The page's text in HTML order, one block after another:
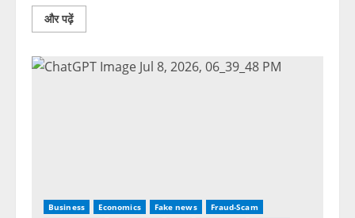
और पढ़ें
Business Economics Fake news
Fraud-Scam